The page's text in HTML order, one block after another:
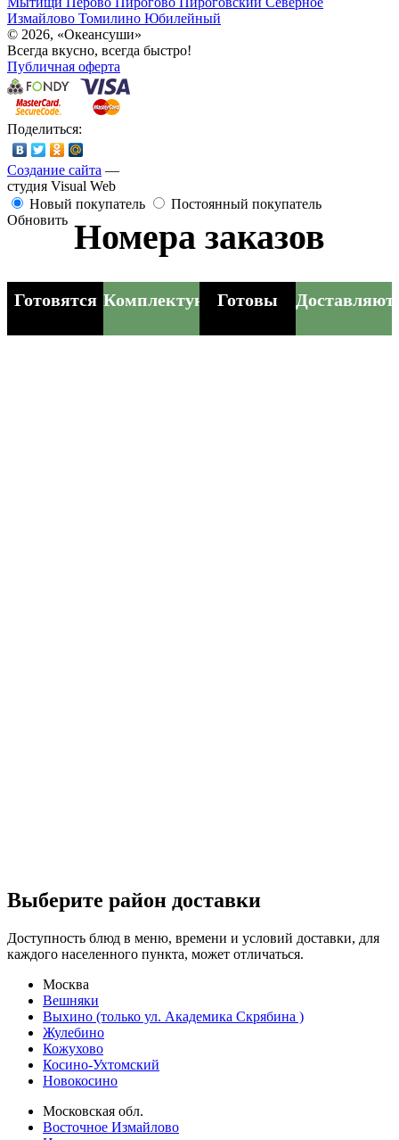
Измайлово Томилино Юбилейный
© 2026, «Океансуши»
Всегда вкусно, всегда быстро!
Публичная оферта
Поделиться:
Создание сайта —
студия Visual Web
Новый покупатель
Постоянный покупатель
Обновить Номера заказов
Готовятся КомплектуютсяГотовы
Выберите район доставки
Доступность блюд в меню, времени и условий доставки, для
каждого населенного пункта, может отличаться.
Москва
Вешняки
Выхино (только ул. Академика Скрябина )
Жулебино
Кожухово
Косино-Ухтомский
Новокосино
Московская обл.
Восточное Измайлово